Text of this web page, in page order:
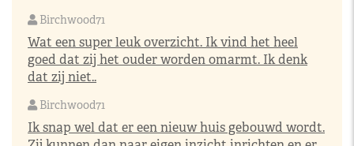
Birchwood71
Wat een super leuk overzicht. Ik vind het heel
goed dat zij het ouder worden omarmt. Ik denk
dat zij niet..
Birchwood71
Ik snap wel dat er een nieuw huis gebouwd wordt.